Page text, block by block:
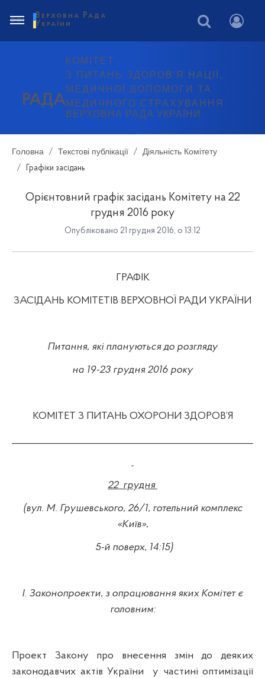
РАДА
КОМІТЕТ
З ПИТАНЬ ЗДОРОВ'Я НАЦІЇ,
МЕДИЧНОЇ ДОПОМОГИ ТА
МЕДИЧНОГО СТРАХУВАННЯ
ВЕРХОВНА РАДА УКРАЇНИ
Верховна Рада
України
Головна Текстові публікації Діяльність Комітету
Графіки засідань
Орієнтовний графік засідань Комітету на 22
грудня 2016 року
Опубліковано 21 грудня 2016, о 13:12
ГРАФІК
ЗАСІДАНЬ КОМІТЕТІВ ВЕРХОВНОЇ РАДИ УКРАЇНИ
Питання, які плануються до розгляду
на 19-23 грудня 2016 року
КОМІТЕТ З ПИТАНЬ ОХОРОНИ ЗДОРОВ’Я
22 грудня
(вул. М. Грушевського, 26/1, готельний комплекс
«Київ»,
5-й поверх, 14:15)
І. Законопроекти, з опрацювання яких Комітет є
головним:
Проект Закону про внесення змін до деяких
законодавчих актів України
у частині оптимізації